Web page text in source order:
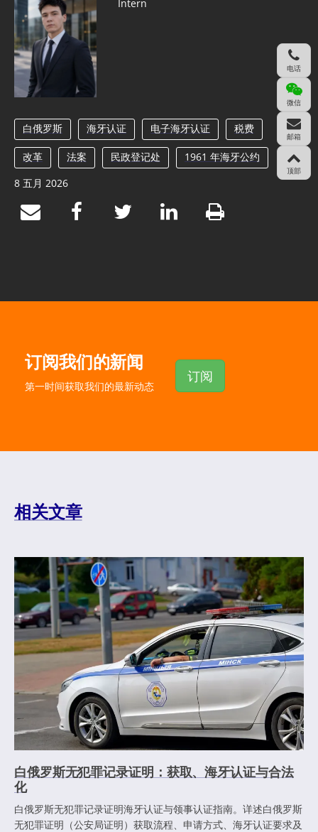
Intern
白俄罗斯 海牙认证 电子海牙认证 税费
改革 法案 民政登记处
1961 年海牙公约
8 五月 2026
订阅我们的新闻
第一时间获取我们的最新动态
订阅
相关文章
白俄罗斯无犯罪记录证明：获取、海牙认证与合法
化
白俄罗斯无犯罪记录证明海牙认证与领事认证指南。详述白俄罗斯
无犯罪证明（公安局证明）获取流程、申请方式、海牙认证要求及
电话
微信
邮箱
顶部